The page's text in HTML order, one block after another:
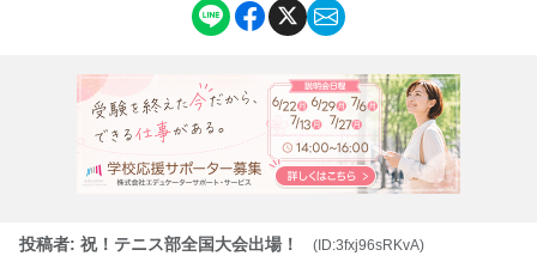
投稿者: 祝！テニス部全国大会出場！
(ID:3fxj96sRKvA)